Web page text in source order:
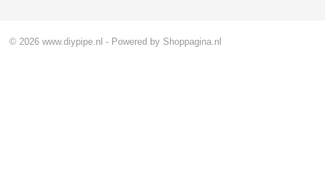
© 2026 www.diypipe.nl - Powered by Shoppagina.nl